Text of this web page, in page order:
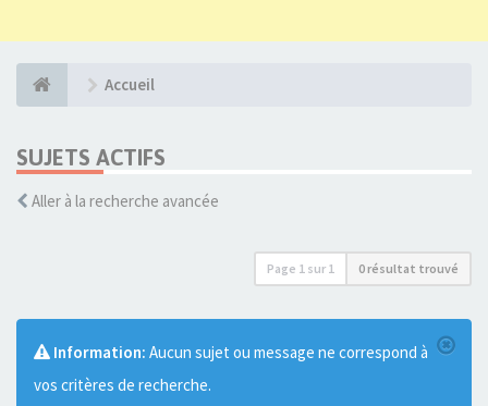
Accueil
SUJETS ACTIFS
Aller à la recherche avancée
Page 1 sur 1 0 résultat trouvé
Information: Aucun sujet ou message ne correspond à
vos critères de recherche.